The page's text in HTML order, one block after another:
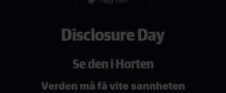
Disclosure Day
Se den i Horten
Verden må få vite sannheten